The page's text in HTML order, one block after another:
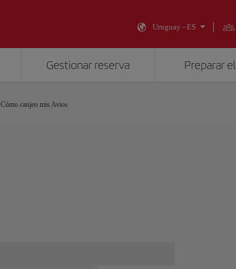
Uruguay - ES
Gestionar reserva Preparar
Cómo canjeo mis Avios